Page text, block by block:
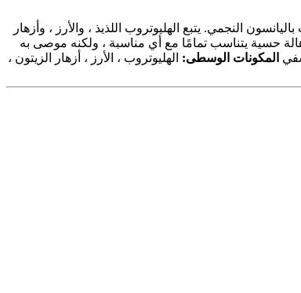
النجمي. يتبع الهليوتروب اللذيذ ، والأرز ، وأزهار
حسية يتناسب تمامًا مع أي مناسبة ، ولكنه موصى به
المكونات الوسطى: الهليوتروب ، الأرز ، أزهار الزيتون ،